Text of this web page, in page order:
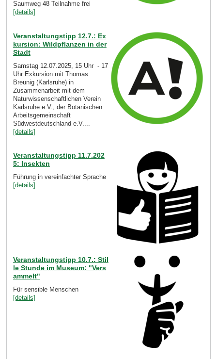
Saumweg 48 Teilnahme frei
[details]
Veranstaltungstipp 12.7.: Ex
kursion: Wildpflanzen in der
Stadt
Samstag 12.07.2025, 15 Uhr - 17
Uhr Exkursion mit Thomas
Breunig (Karlsruhe) in
Zusammenarbeit mit dem
Naturwissenschaftlichen Verein
Karlsruhe e.V., der Botanischen
Arbeitsgemeinschaft
Südwestdeutschland e.V....
[details]
Veranstaltungstipp 11.7.202
5: Insekten
Führung in vereinfachter Sprache
[details]
Veranstaltungstipp 10.7.: Stil
le Stunde im Museum: "Vers
ammelt"
Für sensible Menschen
[details]